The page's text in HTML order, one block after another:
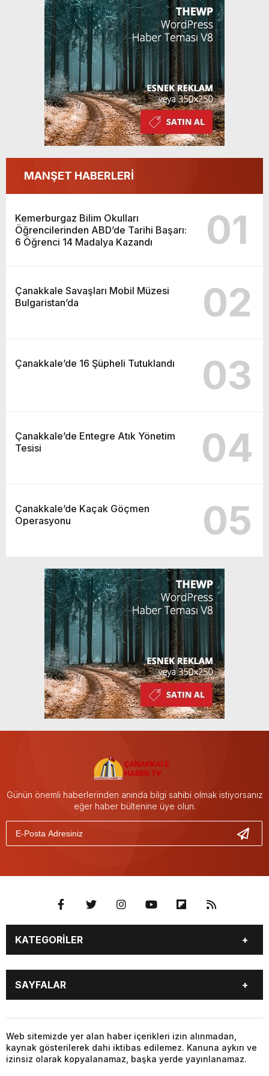
Kazandı
MANŞET HABERLERİ
Kemerburgaz Bilim Okulları
Öğrencilerinden ABD’de Tarihi Başarı:
6 Öğrenci 14 Madalya Kazandı
01
Çanakkale Savaşları Mobil Müzesi
Bulgaristan’da
02
Çanakkale’de 16 Şüpheli Tutuklandı 03
Çanakkale’de Entegre Atık Yönetim
Tesisi
04
Çanakkale’de Kaçak Göçmen
Operasyonu
05
Günün önemli haberlerinden anında bilgi sahibi olmak istiyorsanız
eğer haber bültenine üye olun.
KATEGORİLER
GÜNDEM
SEKTÖR ÖZEL
DÜNYA
EKONOMİ
SPOR
SAYFALAR
DÜNYA
SİYASET
EKONOMİ
SPOR
Web sitemizde yer alan haber içerikleri izin alınmadan,
kaynak gösterilerek dahi iktibas edilemez. Kanuna aykırı ve
izinsiz olarak kopyalanamaz, başka yerde yayınlanamaz.